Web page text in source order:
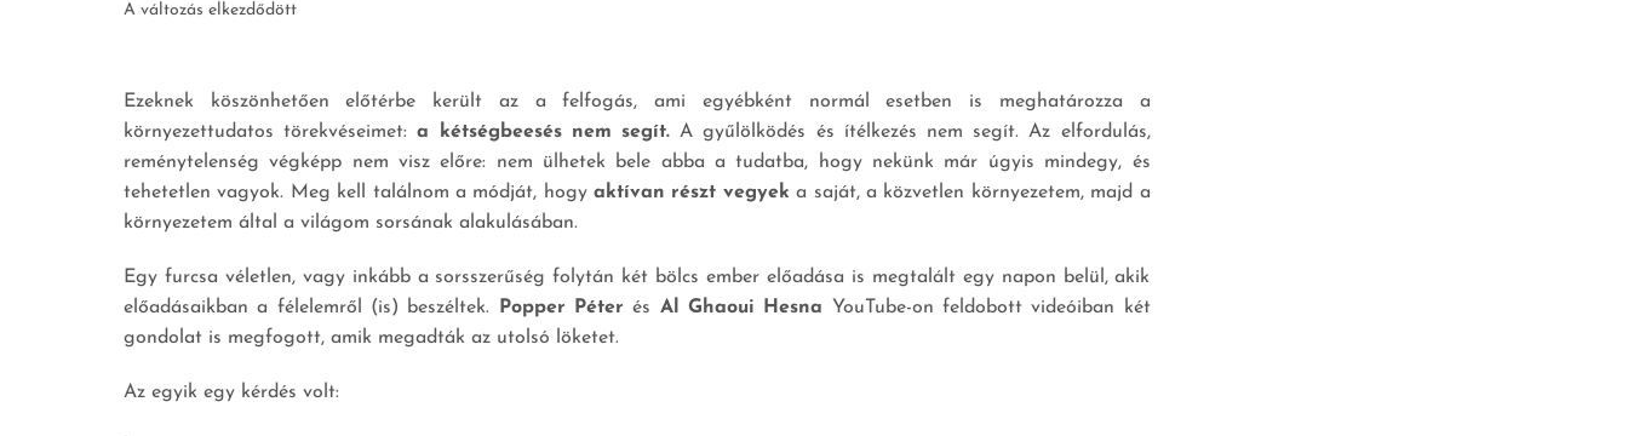
A változás elkezdődött
Ezeknek köszönhetően előtérbe került az a felfogás, ami egyébként normál esetben is meghatározza a
környezettudatos törekvéseimet:a kétségbeesés nem segít.A gyűlölködés és ítélkezés nem segít. Az elfordulás,
reménytelenség végképp nem visz előre: nem ülhetek bele abba a tudatba, hogy nekünk már úgyis mindegy, és
tehetetlen vagyok. Meg kell találnom a módját, hogyaktívan részt vegyek a saját, a közvetlen környezetem, majd a
környezetem által a világom sorsának alakulásában.
Egy furcsa véletlen, vagy inkább a sorsszerűség folytán két bölcs ember előadása is megtalált egy napon belül, akik
előadásaikban a félelemről (is) beszéltek.
Popper Péterés Al Ghaoui Hesna YouTube-on feldobott videóiban két
gondolat is megfogott, amik megadták az utolsó löketet.
Az egyik egy kérdés volt: